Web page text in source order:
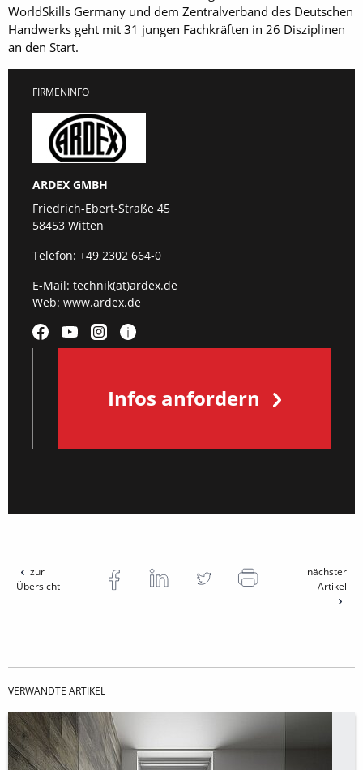
WorldSkills Germany und dem Zentralverband des Deutschen
Handwerks geht mit 31 jungen Fachkräften in 26 Disziplinen
an den Start.
FIRMENINFO
ARDEX GMBH
Friedrich-Ebert-Straße 45
58453 Witten
Telefon: +49 2302 664-0
E-Mail: technik(at)ardex.de
Web: www.ardex.de
Infos anfordern
zur
Übersicht
nächster
Artikel
VERWANDTE ARTIKEL